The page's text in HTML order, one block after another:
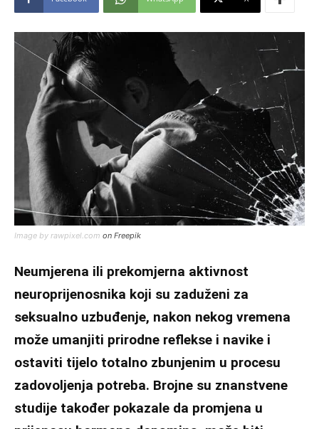
Image by rawpixel.com on Freepik
Neumjerena ili prekomjerna aktivnost
neuroprijenosnika koji su zaduženi za
seksualno uzbuđenje, nakon nekog vremena
može umanjiti prirodne reflekse i navike i
ostaviti tijelo totalno zbunjenim u procesu
zadovoljenja potreba. Brojne su znanstvene
studije također pokazale da promjena u